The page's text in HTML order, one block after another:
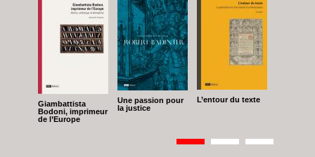
Giambattista
Bodoni, imprimeur
de l’Europe
Une passion pour
la justice
L’entour du texte
Pagination
Page
1 Page
2 Page
3